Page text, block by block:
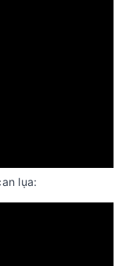
lụa: